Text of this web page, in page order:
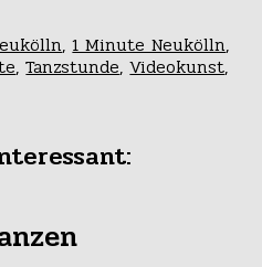
,1 Minute Neukölln,
,Tanzstunde,Videokunst,